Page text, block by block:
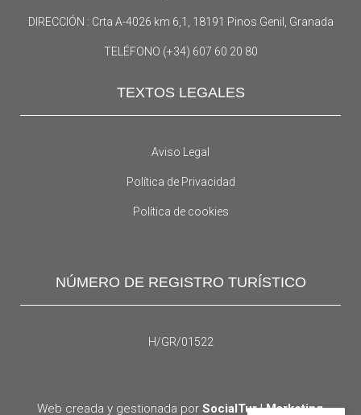
DIRECCIÓN : Crta A-4026 km 6,1, 18191 Pinos Genil, Granada
TELÉFONO (+34) 607 60 20 80
TEXTOS LEGALES
Aviso Legal
Política de Privacidad
Política de cookies
NÚMERO DE REGISTRO TURÍSTICO
H/GR/01522
Web creada y gestionada porSocialTur | Marketing